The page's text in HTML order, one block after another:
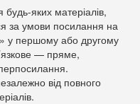
яких матеріалів,
за умови посилання на
у першому або другому
— пряме,
від повного